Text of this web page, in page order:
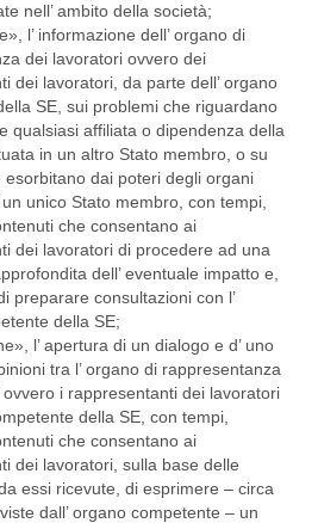
nell’ ambito della società;
l’ informazione dell’ organo di
dei lavoratori ovvero dei
dei lavoratori, da parte dell’ organo
SE, sui problemi che riguardano
qualsiasi affiliata o dipendenza della
in un altro Stato membro, o su
esorbitano dai poteri degli organi
unico Stato membro, con tempi,
che consentano ai
dei lavoratori di procedere ad una
dell’ eventuale impatto e,
preparare consultazioni con l’
della SE;
l’ apertura di un dialogo e d’ uno
tra l’ organo di rappresentanza
i rappresentanti dei lavoratori
della SE, con tempi,
che consentano ai
dei lavoratori, sulla base delle
essi ricevute, di esprimere – circa
dall’ organo competente – un